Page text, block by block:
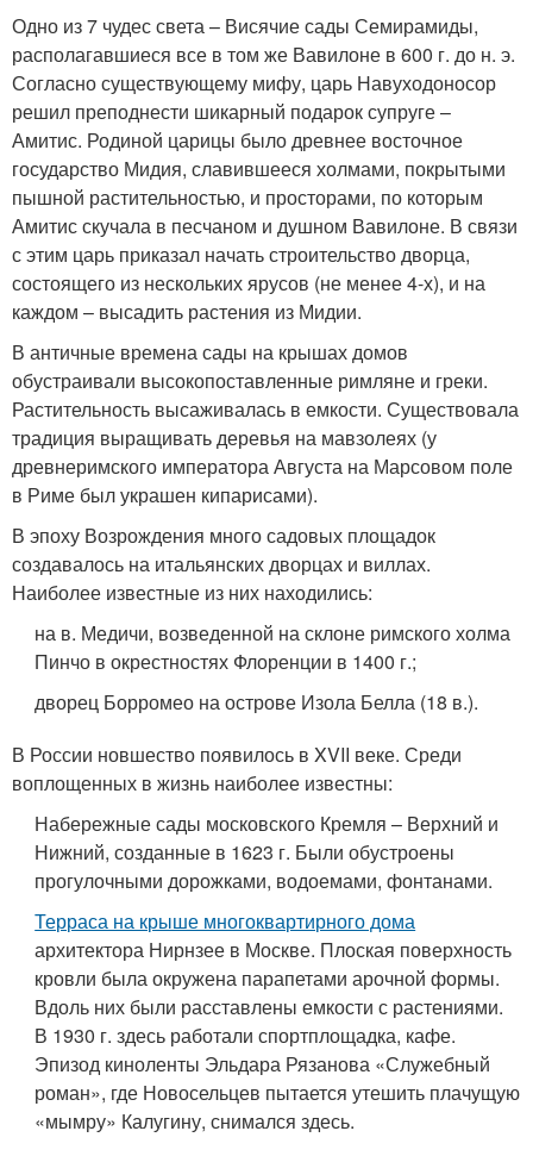
Одно из 7 чудес света – Висячие сады Семирамиды,
располагавшиеся все в том же Вавилоне в 600 г. до н. э.
Согласно существующему мифу, царь Навуходоносор
решил преподнести шикарный подарок супруге –
Амитис. Родиной царицы было древнее восточное
государство Мидия, славившееся холмами, покрытыми
пышной растительностью, и просторами, по которым
Амитис скучала в песчаном и душном Вавилоне. В связи
с этим царь приказал начать строительство дворца,
состоящего из нескольких ярусов (не менее 4-х), и на
каждом – высадить растения из Мидии.
В античные времена сады на крышах домов
обустраивали высокопоставленные римляне и греки.
Растительность высаживалась в емкости. Существовала
традиция выращивать деревья на мавзолеях (у
древнеримского императора Августа на Марсовом поле
в Риме был украшен кипарисами).
В эпоху Возрождения много садовых площадок
создавалось на итальянских дворцах и виллах.
Наиболее известные из них находились:
на в. Медичи, возведенной на склоне римского холма
Пинчо в окрестностях Флоренции в 1400 г.;
дворец Борромео на острове Изола Белла (18 в.).
В России новшество появилось в XVII веке. Среди
воплощенных в жизнь наиболее известны:
Набережные сады московского Кремля – Верхний и
Нижний, созданные в 1623 г. Были обустроены
прогулочными дорожками, водоемами, фонтанами.
Терраса на крыше многоквартирного дома
архитектора Нирнзее в Москве. Плоская поверхность
кровли была окружена парапетами арочной формы.
Вдоль них были расставлены емкости с растениями.
В 1930 г. здесь работали спортплощадка, кафе.
Эпизод киноленты Эльдара Рязанова «Служебный
роман», где Новосельцев пытается утешить плачущую
«мымру» Калугину, снимался здесь.